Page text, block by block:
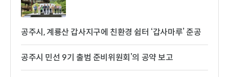
공주시, 계룡산 갑사지구에 친환경 쉼터 ‘갑사마루’ 준공
공주시 민선 9기 출범 준비위원회’의 공약 보고